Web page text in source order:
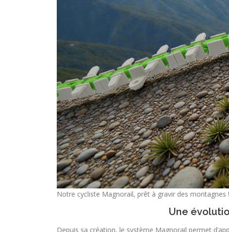
Notre cycliste Magnorail, prêt à gravir des montagnes !
Une
Depuis sa création, le système Magnorail permet